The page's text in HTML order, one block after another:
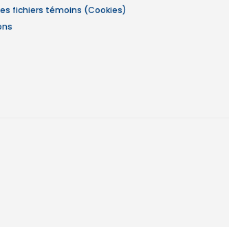
fichiers témoins (Cookies)